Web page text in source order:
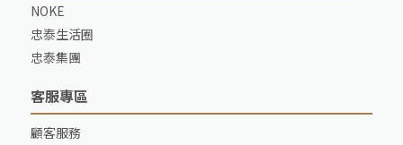
NOKE
忠泰生活圈
忠泰集團
客服專區
顧客服務